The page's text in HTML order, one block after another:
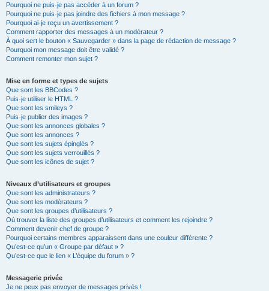
Pourquoi ne puis-je pas accéder à un forum ?
Pourquoi ne puis-je pas joindre des fichiers à mon message ?
Pourquoi ai-je reçu un avertissement ?
Comment rapporter des messages à un modérateur ?
À quoi sert le bouton « Sauvegarder » dans la page de rédaction de message ?
Pourquoi mon message doit être validé ?
Comment remonter mon sujet ?
Mise en forme et types de sujets
Que sont les BBCodes ?
Puis-je utiliser le HTML ?
Que sont les smileys ?
Puis-je publier des images ?
Que sont les annonces globales ?
Que sont les annonces ?
Que sont les sujets épinglés ?
Que sont les sujets verrouillés ?
Que sont les icônes de sujet ?
Niveaux d’utilisateurs et groupes
Que sont les administrateurs ?
Que sont les modérateurs ?
Que sont les groupes d’utilisateurs ?
Où trouver la liste des groupes d’utilisateurs et comment les rejoindre ?
Comment devenir chef de groupe ?
Pourquoi certains membres apparaissent dans une couleur différente ?
Qu’est-ce qu’un « Groupe par défaut » ?
Qu’est-ce que le lien « L’équipe du forum » ?
Messagerie privée
Je ne peux pas envoyer de messages privés !